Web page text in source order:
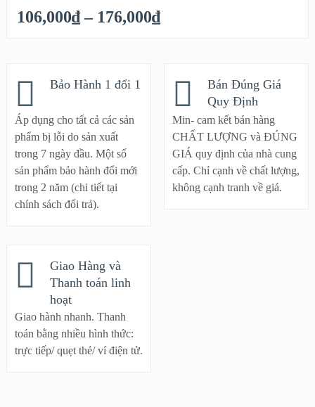
106,000₫ – 176,000₫
Bảo Hành 1 đổi 1
Áp dụng cho tất cả các sản
phẩm bị lỗi do sản xuất
trong 7 ngày đầu. Một số
sản phẩm bảo hành đổi mới
trong 2 năm (chi tiết tại
chính sách đổi trả).
Bán Đúng Giá
Quy Định
Min- cam kết bán hàng
CHẤT LƯỢNG và ĐÚNG
GIÁ quy định của nhà cung
cấp. Chỉ cạnh về chất lượng,
không cạnh tranh về giá.
Giao Hàng và
Thanh toán linh
hoạt
Giao hành nhanh. Thanh
toán bằng nhiều hình thức:
trực tiếp/ quẹt thẻ/ ví điện tử.